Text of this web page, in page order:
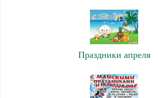
Праздники апреля